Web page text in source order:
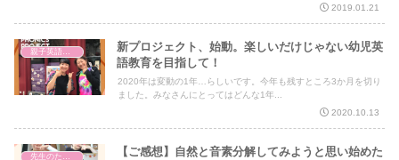
2019.01.21
新プロジェクト、始動。楽しいだけじゃない幼児英
語教育を目指して！
2020年は変動の1年…らしいです。今年も残すところ3か月を切り
ました。みなさんにとってはどんな1年...
2020.10.13
【ご感想】自然と音素分解してみようと思い始めた